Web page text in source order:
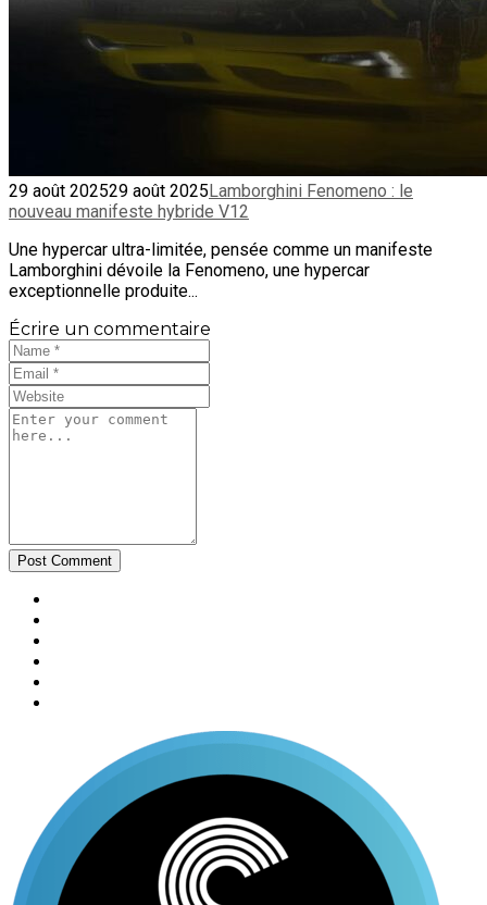
29 août 202529 août 2025Lamborghini Fenomeno : le
nouveau manifeste hybride V12
Une hypercar ultra-limitée, pensée comme un manifeste
Lamborghini dévoile la Fenomeno, une hypercar
exceptionnelle produite...
Écrire un commentaire